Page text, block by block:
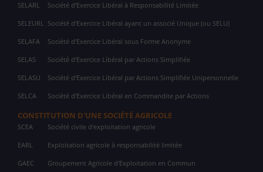
SELARL Société d'Exercice Libéral à Responsabilité Limitée
SELEURL Société d'Exercice Libéral ayant un associé Unique (ou SELU)
SELAFA Société d'Exercice Libéral sous Forme Anonyme
SELAS Société d'Exercice Libéral par Actions Simplifiée
SELASU Société d'Exercice Libéral par Actions Simplifiée Unipersonnelle
SELCA Société d'Exercice Libéral en Commandite par Actions
CONSTITUTION D'UNE SOCIÉTÉ AGRICOLE
SCEA Société civile d'exploitation agricole
EARL Exploitation agricole à responsabilité limitée
GAEC Groupement Agricole d'Exploitation en Commun